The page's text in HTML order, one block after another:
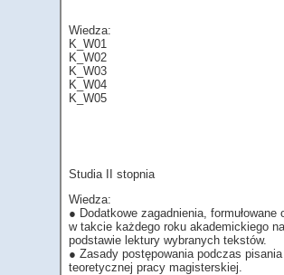
Wiedza:
K_W01
K_W02
K_W03
K_W04
K_W05
Studia II stopnia
Wiedza:
● Dodatkowe zagadnienia, formułowane
w takcie każdego roku akademickiego na
podstawie lektury wybranych tekstów.
● Zasady postępowania podczas pisania
teoretycznej pracy magisterskiej.